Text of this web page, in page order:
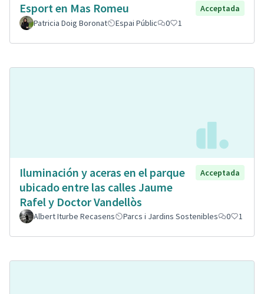
Esport en Mas Romeu
Acceptada
Patricia Doig Boronat
Espai Públic 0 1
Iluminación y aceras en el parque
ubicado entre las calles Jaume
Rafel y Doctor Vandellòs
Acceptada
Albert Iturbe Recasens Parcs i Jardins Sostenibles 0 1